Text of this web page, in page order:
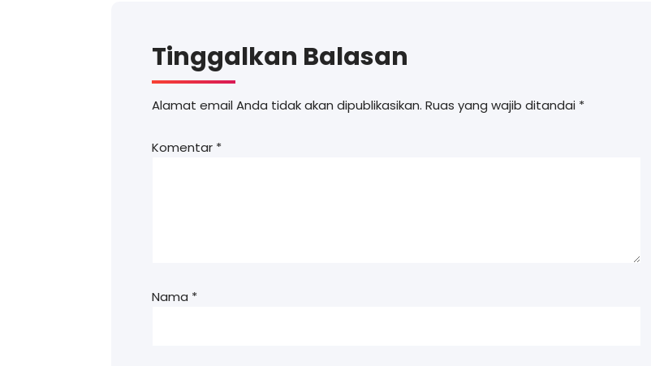
Tinggalkan Balasan
Alamat email Anda tidak akan dipublikasikan. Ruas yang wajib ditandai *
Komentar *
Nama *